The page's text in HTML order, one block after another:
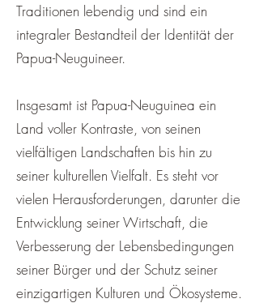
Traditionen lebendig und sind ein
integraler Bestandteil der Identität der
Papua-Neuguineer.
Insgesamt ist Papua-Neuguinea ein
Land voller Kontraste, von seinen
vielfältigen Landschaften bis hin zu
seiner kulturellen Vielfalt. Es steht vor
vielen Herausforderungen, darunter die
Entwicklung seiner Wirtschaft, die
Verbesserung der Lebensbedingungen
seiner Bürger und der Schutz seiner
einzigartigen Kulturen und Ökosysteme.